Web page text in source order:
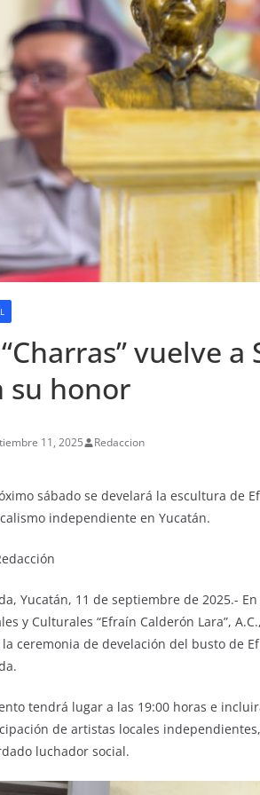
vuelve
su honor
11, 2025 Redaccion
sábado se develará la escultura de
independiente en Yucatán.
Yucatán, 11 de septiembre de 2025.-
y Culturales “Efraín Calderón Lara”,
ceremonia de develación del busto de
tendrá lugar a las 19:00 horas e
de artistas locales
luchador social.